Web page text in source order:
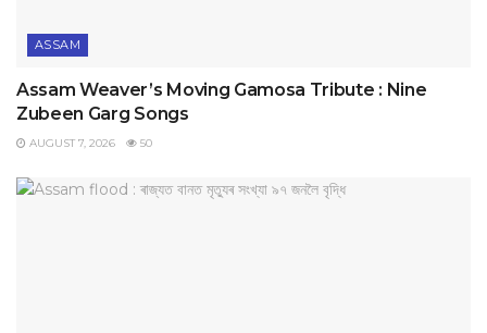
ASSAM
Assam Weaver’s Moving Gamosa Tribute : Nine
Zubeen Garg Songs
AUGUST 7, 2026 50